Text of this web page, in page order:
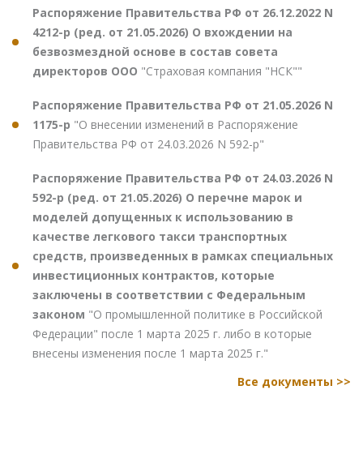
Распоряжение Правительства РФ от 26.12.2022 N
4212-р (ред. от 21.05.2026) О вхождении на
безвозмездной основе в состав совета
директоров ООО "Страховая компания "НСК""
Распоряжение Правительства РФ от 21.05.2026 N
1175-р "О внесении изменений в Распоряжение
Правительства РФ от 24.03.2026 N 592-р"
Распоряжение Правительства РФ от 24.03.2026 N
592-р (ред. от 21.05.2026) О перечне марок и
моделей допущенных к использованию в
качестве легкового такси транспортных
средств, произведенных в рамках специальных
инвестиционных контрактов, которые
заключены в соответствии с Федеральным
законом "О промышленной политике в Российской
Федерации" после 1 марта 2025 г. либо в которые
внесены изменения после 1 марта 2025 г."
Все документы >>